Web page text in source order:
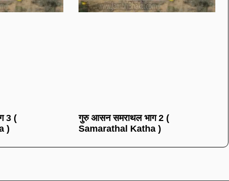
3 (
)
गुरु आसन समराथल भाग 2 (
Samarathal Katha )